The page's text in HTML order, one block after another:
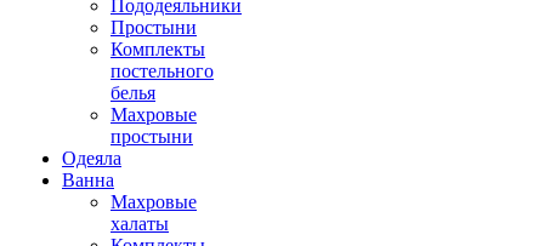
Пододеяльники
Простыни
Комплекты
постельного
белья
Махровые
простыни
Одеяла
Ванна
Махровые
халаты